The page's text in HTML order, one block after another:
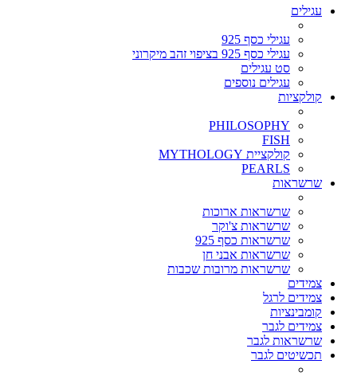
עגילים
עגילי כסף 925
עגילי כסף 925 בציפוי זהב מיקרוני
סט עגילים
עגילים נוספים
קולקציות
PHILOSOPHY
FISH
קולקציית MYTHOLOGY
PEARLS
שרשראות
שרשראות ארוכות
שרשראות צ'וקר
שרשראות כסף 925
שרשראות אבני חן
שרשראות מרובות שכבות
צמידים
צמידים לרגל
קומבינציות
צמידים לגבר
שרשראות לגבר
תכשיטים לגבר